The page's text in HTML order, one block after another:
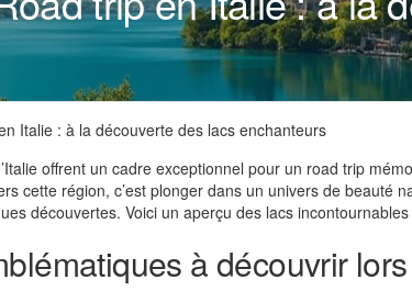
Italie : à la découverte des lacs enchanteurs
offrent un cadre exceptionnel pour un road trip
cette région, c’est plonger dans un univers de beauté
découvertes. Voici un aperçu des lacs
à découvrir